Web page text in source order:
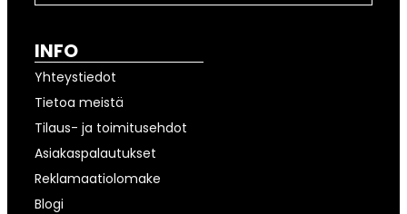
INFO
Yhteystiedot
Tietoa meistä
Tilaus- ja toimitusehdot
Asiakaspalautukset
Reklamaatiolomake
Blogi